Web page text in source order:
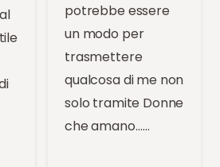
potrebbe essere
un modo per
trasmettere
qualcosa di me non
solo tramite Donne
che amano……